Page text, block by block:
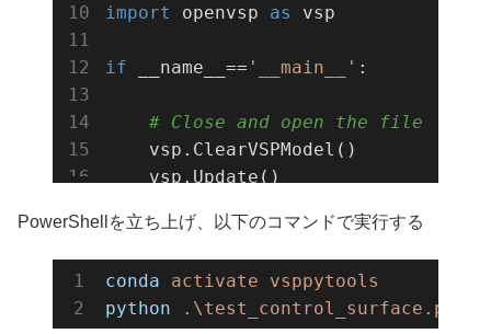
import openvsp as vsp
if __name__== '__main__' :
# Close and open the file
    vsp.ClearVSPModel()
    vsp.Update()
    vsp.Update()
# Set control surface
    set_control_surface(geom_name=
PowerShellを立ち上げ、以下のコマンドで実行する
conda
activate vsppytools
python
.\test_control_surface.py